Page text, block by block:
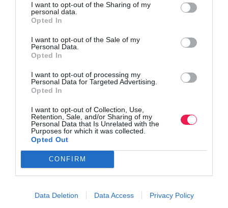
I want to opt-out of the Sharing of my
personal data.
Opted In
I want to opt-out of the Sale of my
Personal Data.
Opted In
I want to opt-out of processing my
Personal Data for Targeted Advertising.
Opted In
I want to opt-out of Collection, Use,
Retention, Sale, and/or Sharing of my
Personal Data that Is Unrelated with the
Purposes for which it was collected.
Opted Out
CONFIRM
Data Deletion Data Access Privacy Policy